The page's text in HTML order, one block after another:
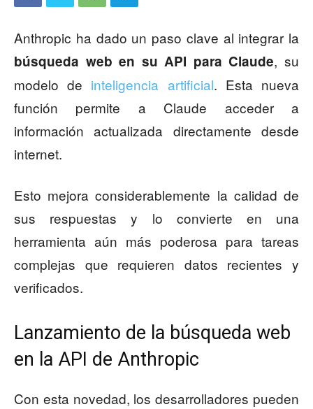
Anthropic ha dado un paso clave al integrar la
búsqueda web en su API para Claude, su
modelo de inteligencia artificial. Esta nueva
función permite a Claude acceder a
información actualizada directamente desde
internet.
Esto mejora considerablemente la calidad de
sus respuestas y lo convierte en una
herramienta aún más poderosa para tareas
complejas que requieren datos recientes y
verificados.
Lanzamiento de la búsqueda web
en la API de Anthropic
Con esta novedad, los desarrolladores pueden